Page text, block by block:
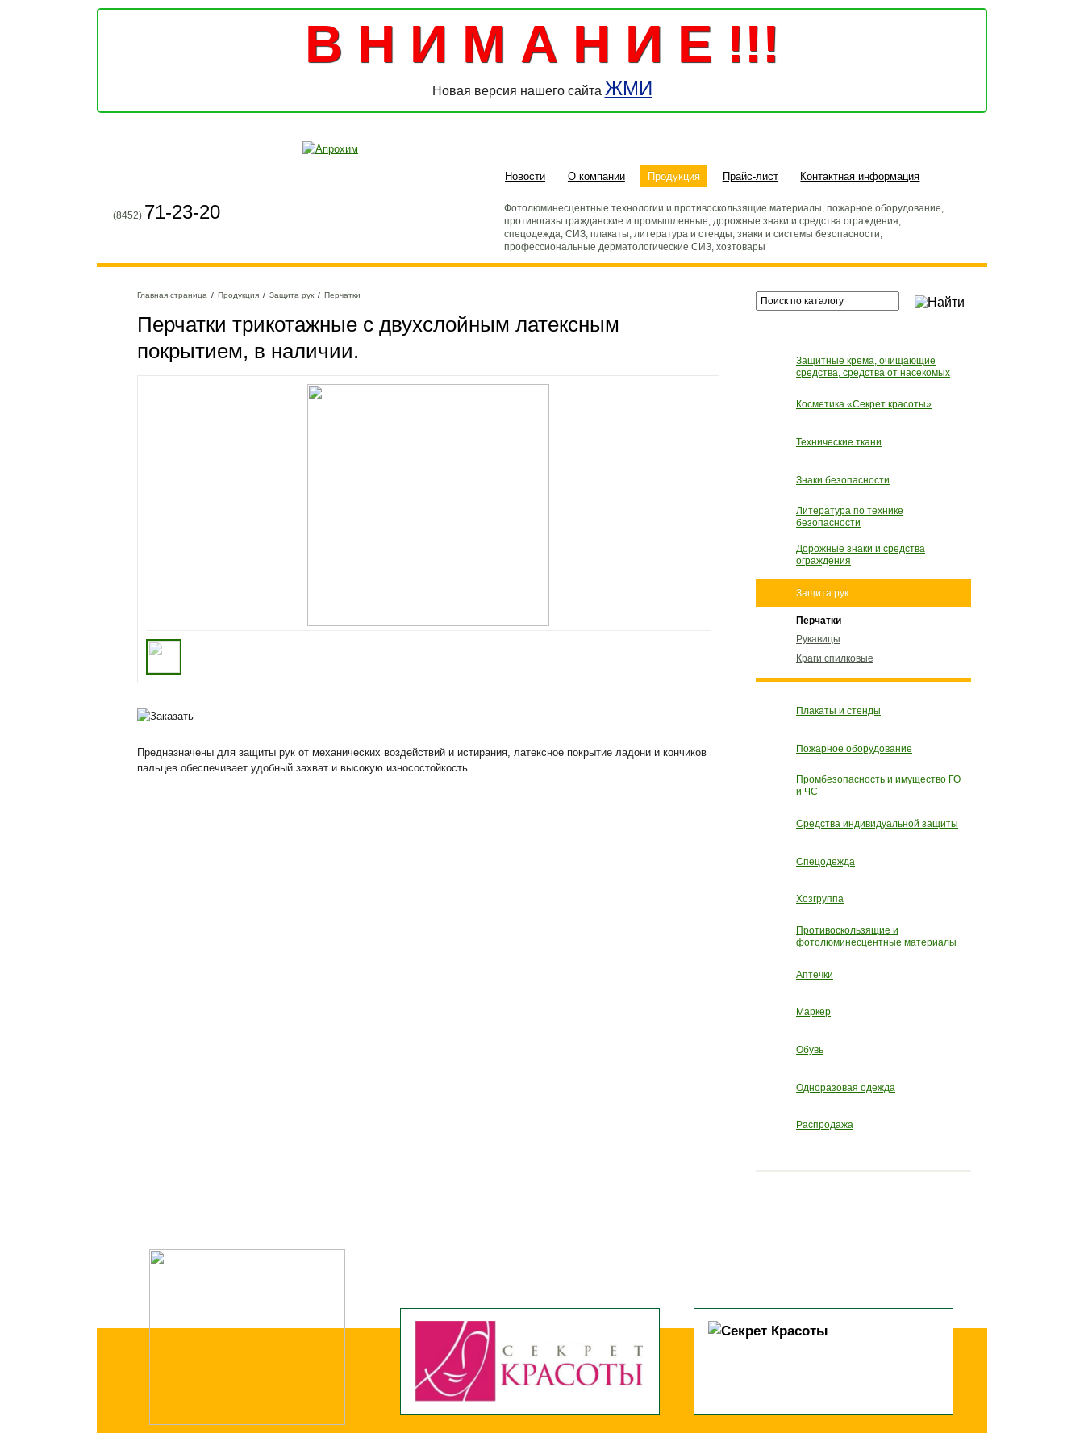
В Н И М А Н И Е !!!
Новая версия нашего сайта ЖМИ
(8452) 71-23-20
Новости О компании Продукция Прайс-лист Контактная информация
Фотолюминесцентные технологии и противоскользящие материалы, пожарное оборудование,
противогазы гражданские и промышленные, дорожные знаки и средства ограждения,
спецодежда, СИЗ, плакаты, литература и стенды, знаки и системы безопасности,
профессиональные дерматологические СИЗ, хозтовары
Главная страница / Продукция / Защита рук / Перчатки
Перчатки трикотажные с двухслойным латексным
покрытием, в наличии.
Предназначены для защиты рук от механических воздействий и истирания, латексное покрытие ладони и кончиков
пальцев обеспечивает удобный захват и высокую износостойкость.
Защитные крема, очищающие
средства, средства от насекомых
Косметика «Секрет красоты»
Технические ткани
Знаки безопасности
Литература по технике
безопасности
Дорожные знаки и средства
ограждения
Защита рук
Перчатки
Рукавицы
Краги спилковые
Плакаты и стенды
Пожарное оборудование
Промбезопасность и имущество ГО
и ЧС
Средства индивидуальной защиты
Спецодежда
Хозгруппа
Противоскользящие и
фотолюминесцентные материалы
Аптечки
Маркер
Обувь
Одноразовая одежда
Распродажа